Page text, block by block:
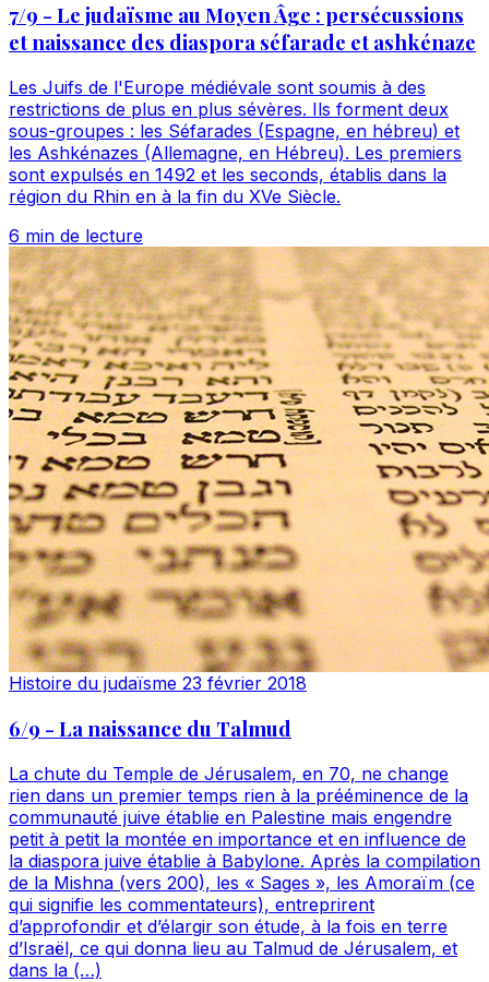
7/9 - Le judaïsme au Moyen Âge : persécussions
et naissance des diaspora séfarade et ashkénaze
Les Juifs de l'Europe médiévale sont soumis à des
restrictions de plus en plus sévères. Ils forment deux
sous-groupes : les Séfarades (Espagne, en hébreu) et
les Ashkénazes (Allemagne, en Hébreu). Les premiers
sont expulsés en 1492 et les seconds, établis dans la
région du Rhin en à la fin du XVe Siècle.
6 min de lecture
Histoire du judaïsme 23 février 2018
6/9 - La naissance du Talmud
La chute du Temple de Jérusalem, en 70, ne change
rien dans un premier temps rien à la prééminence de la
communauté juive établie en Palestine mais engendre
petit à petit la montée en importance et en influence de
la diaspora juive établie à Babylone. Après la compilation
de la Mishna (vers 200), les « Sages », les Amoraïm (ce
qui signifie les commentateurs), entreprirent
d’approfondir et d’élargir son étude, à la fois en terre
d’Israël, ce qui donna lieu au Talmud de Jérusalem, et
dans la (…)